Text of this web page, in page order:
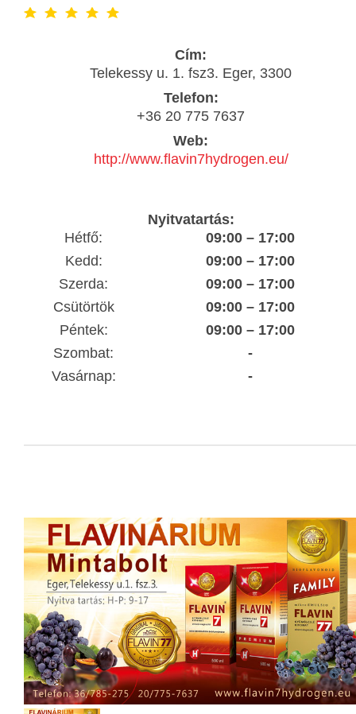
Cím:
Telekessy u. 1. fsz3. Eger, 3300
Telefon:
+36 20 775 7637
Web:
http://www.flavin7hydrogen.eu/
Nyitvatartás:
Hétfő:
09:00 – 17:00
Kedd:
09:00 – 17:00
Szerda:
09:00 – 17:00
Csütörtök
09:00 – 17:00
Péntek:
09:00 – 17:00
Szombat:
-
Vasárnap:
-